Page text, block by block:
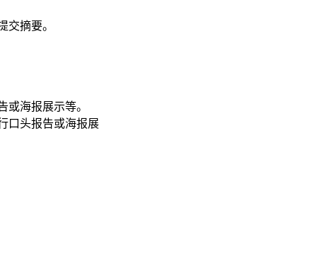
交摘要。
或海报展示等。
口头报告或海报展